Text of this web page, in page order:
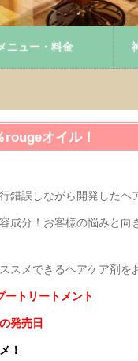
ニュー・料金
オイル！
錯誤しながら開発したヘ
成分！お客様の悩みと
スメできるヘアケア剤を
トリートメント
発売日
！